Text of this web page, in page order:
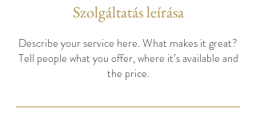
Szolgáltatás leírása
Describe your service here. What makes it great?
Tell people what you offer, where it’s available and
the price.